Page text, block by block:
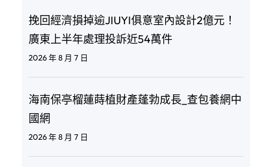
挽回經濟損掉逾JIUYI俱意室內設計2億元！
廣東上半年處理投訴近54萬件
2026 年 8 月 7 日
海南保亭榴蓮蒔植財產蓬勃成長_查包養網中
國網
2026 年 8 月 7 日